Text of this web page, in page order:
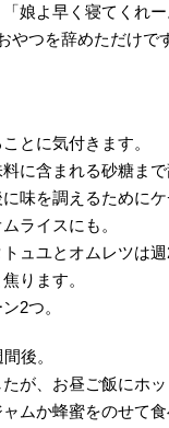
娘よ早く寝てくれ
やつを辞めただけ
とに気付きます。
に含まれる砂糖ま
味を調えるために
ライスにも。
ュユとオムレツは
ります。
2つ。
後。
が、お昼ご飯にホッ
ムか蜂蜜をのせて食